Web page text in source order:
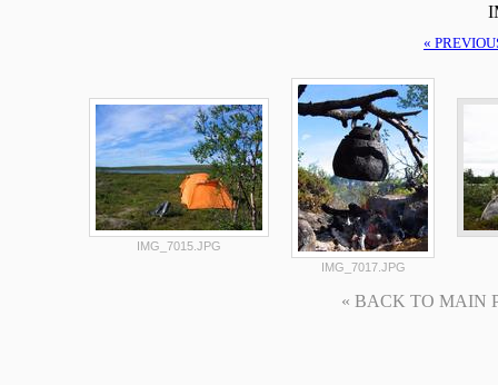
«
IMG_7015.JPG
IMG_7017.JPG
« BACK TO MAIN